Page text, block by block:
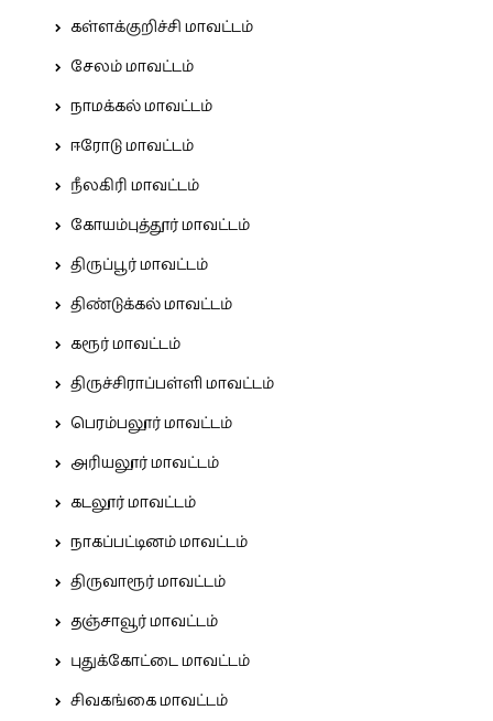
கள்ளக்குறிச்சி மாவட்டம்
சேலம் மாவட்டம்
நாமக்கல் மாவட்டம்
ஈரோடு மாவட்டம்
நீலகிரி மாவட்டம்
கோயம்புத்தூர் மாவட்டம்
திருப்பூர் மாவட்டம்
திண்டுக்கல் மாவட்டம்
கரூர் மாவட்டம்
திருச்சிராப்பள்ளி மாவட்டம்
பெரம்பலூர் மாவட்டம்
அரியலூர் மாவட்டம்
கடலூர் மாவட்டம்
நாகப்பட்டினம் மாவட்டம்
திருவாரூர் மாவட்டம்
தஞ்சாவூர் மாவட்டம்
புதுக்கோட்டை மாவட்டம்
சிவகங்கை மாவட்டம்